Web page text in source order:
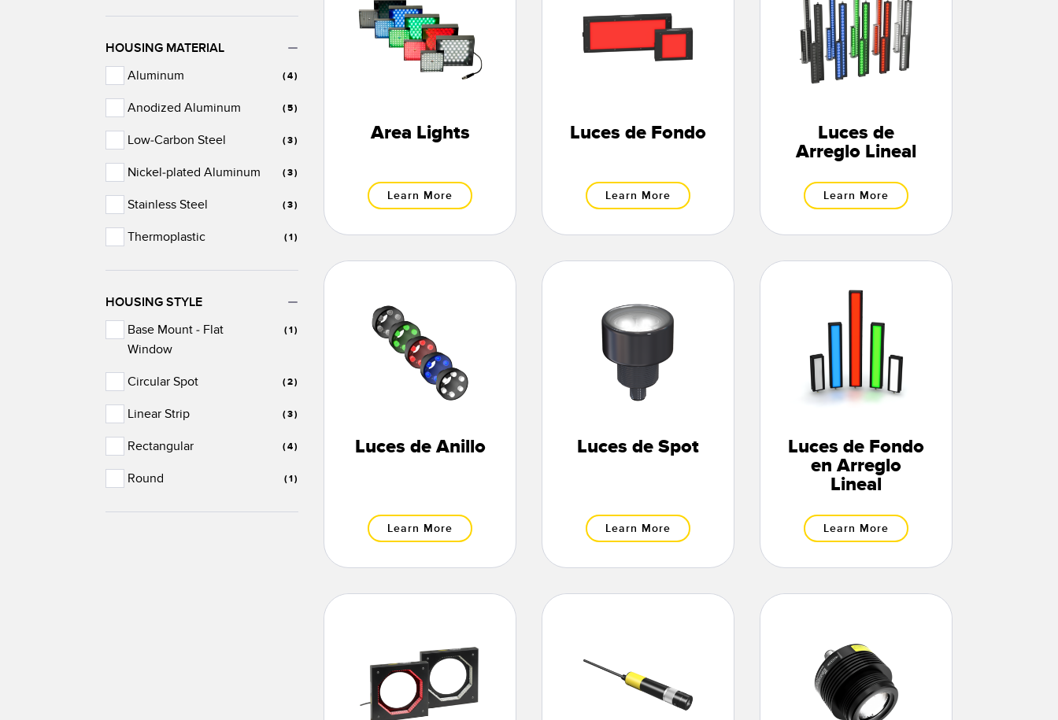
HOUSING MATERIAL
(4)
Aluminum
(5)
Anodized Aluminum
(3)
Low-Carbon Steel
(3)
Nickel-plated Aluminum
(3)
Stainless Steel
(1)
Thermoplastic
HOUSING STYLE
(1)
Base Mount - Flat
Window
(2)
Circular Spot
(3)
Linear Strip
(4)
Rectangular
(1)
Round
Area Lights
Learn More
Luces de Fondo
Learn More
Luces de
Arreglo Lineal
Learn More
Luces de Anillo
Learn More
Luces de Spot
Learn More
Luces de Fondo
en Arreglo
Lineal
Learn More